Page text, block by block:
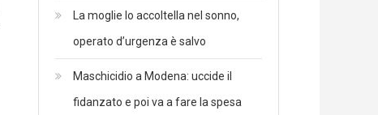
La moglie lo accoltella nel sonno,
operato d’urgenza è salvo
Maschicidio a Modena: uccide il
fidanzato e poi va a fare la spesa